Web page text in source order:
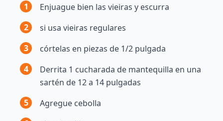
1
Enjuague bien las vieiras y escurra
2
si usa vieiras regulares
3
córtelas en piezas de 1/2 pulgada
4
Derrita 1 cucharada de mantequilla en una
sartén de 12 a 14 pulgadas
5
Agregue cebolla